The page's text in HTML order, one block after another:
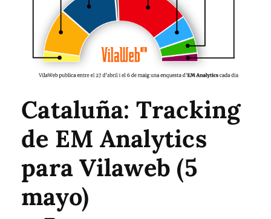
Cataluña: Tracking
de EM Analytics
para Vilaweb (5
mayo)